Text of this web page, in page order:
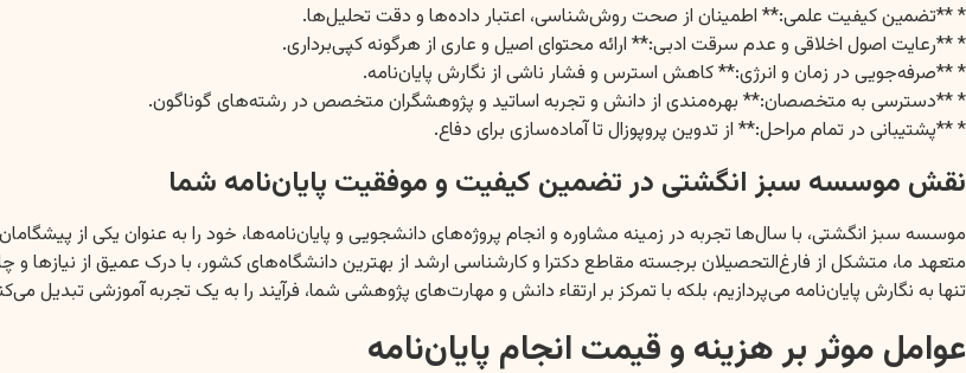
* **تضمین کیفیت علمی:** اطمینان از صحت روش‌شناسی، اعتبار داده‌ها و دقت تحلیل‌ها.
* **رعایت اصول اخلاقی و عدم سرقت ادبی:** ارائه محتوای اصیل و عاری از هرگونه کپی‌برداری.
* **صرفه‌جویی در زمان و انرژی:** کاهش استرس و فشار ناشی از نگارش پایان‌نامه.
* **دسترسی به متخصصان:** بهره‌مندی از دانش و تجربه اساتید و پژوهشگران متخصص در رشته‌های گوناگون.
* **پشتیبانی در تمام مراحل:** از تدوین پروپوزال تا آماده‌سازی برای دفاع.
نقش موسسه سبز انگشتی در تضمین کیفیت و موفقیت پایان‌نامه شما
موسسه سبز انگشتی، با سال‌ها تجربه در زمینه مشاوره و انجام پروژه‌های دانشجویی و پایان‌نامه‌ها، خود را به عنوان یکی از
متعهد ما، متشکل از فارغ‌التحصیلان برجسته مقاطع دکترا و کارشناسی ارشد از بهترین دانشگاه‌های کشور، با درک عمیق از
تنها به نگارش پایان‌نامه می‌پردازیم، بلکه با تمرکز بر ارتقاء دانش و مهارت‌های پژوهشی شما، فرآیند را به یک تجربه آموزشی
عوامل موثر بر هزینه و قیمت انجام پایان‌نامه